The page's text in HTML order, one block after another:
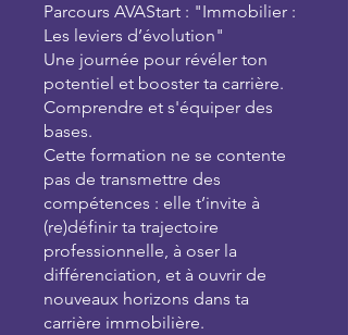
Parcours AVAStart : "Immobilier :
Les leviers d’évolution"
Une journée pour révéler ton
potentiel et booster ta carrière.
Comprendre et s'équiper des
bases.
Cette formation ne se contente
pas de transmettre des
compétences : elle t’invite à
(re)définir ta trajectoire
professionnelle, à oser la
différenciation, et à ouvrir de
nouveaux horizons dans ta
carrière immobilière.